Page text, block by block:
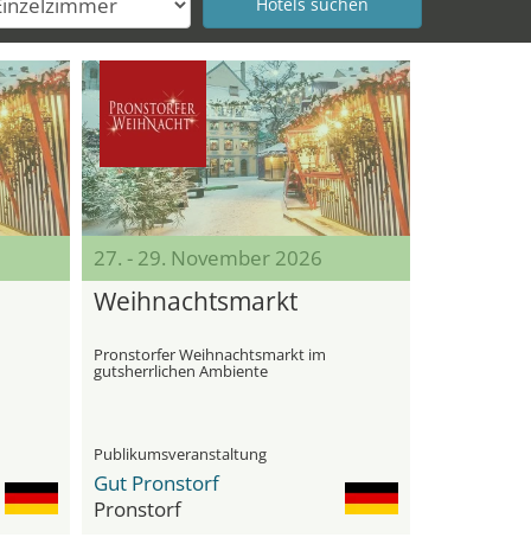
27. - 29. November 2026
Weihnachts­markt
Pronstorfer Weihnachts­markt im
gutsherrlichen Ambiente
Publikumsveranstaltung
Gut Pronstorf
Pronstorf